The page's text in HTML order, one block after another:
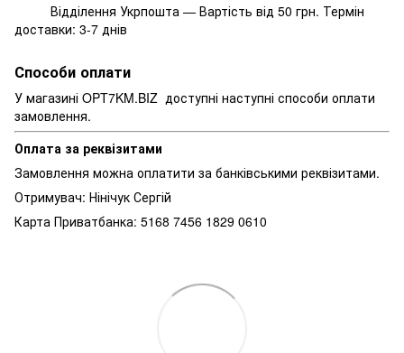
Відділення Укрпошта — Вартість від 50 грн. Термін
доставки: 3-7 днів
Способи оплати
У магазині OPT7KM.BIZ доступні наступні способи оплати
замовлення.
Оплата за реквізитами
Замовлення можна оплатити за банківськими реквізитами.
Отримувач: Нінічук Сергій
Карта Приватбанка: 5168 7456 1829 0610